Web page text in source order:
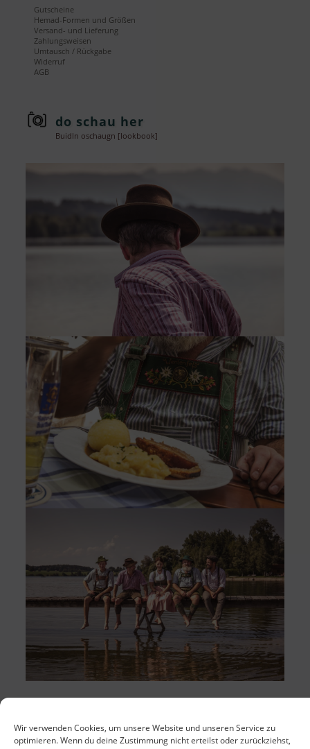
Wir verwenden Cookies, um unsere Website und unseren Service zu
optimieren. Wenn du deine Zustimmung nicht erteilst oder zurückziehst,
Gutscheine
Hemad-Formen und Größen
Versand- und Lieferung
Zahlungsweisen
Umtausch / Rückgabe
Widerruf
AGB
do schau her
Buidln oschaugn [lookbook]